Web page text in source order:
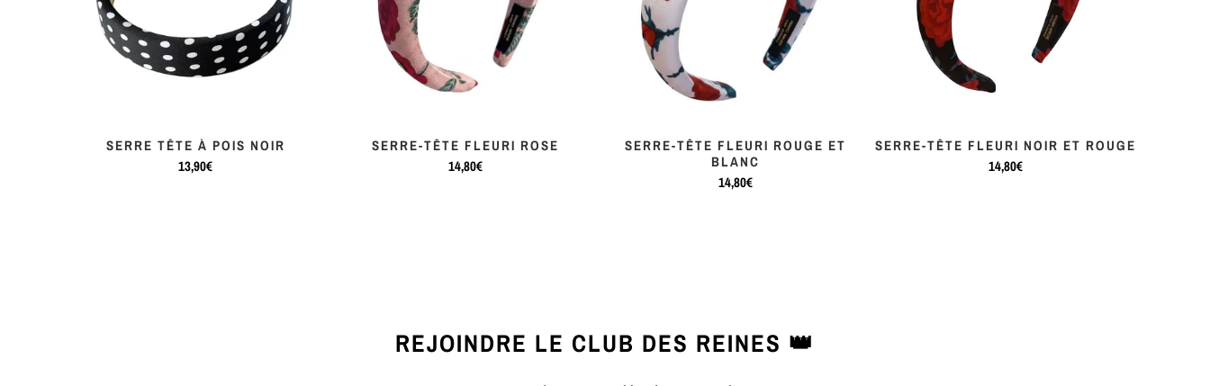
SERRE TÊTE À POIS NOIR
13,90€
SERRE-TÊTE FLEURI ROSE
14,80€
SERRE-TÊTE FLEURI ROUGE ET
BLANC
14,80€
SERRE-TÊTE FLEURI NOIR ET ROUGE
14,80€
REJOINDRE LE CLUB DES REINES 👑